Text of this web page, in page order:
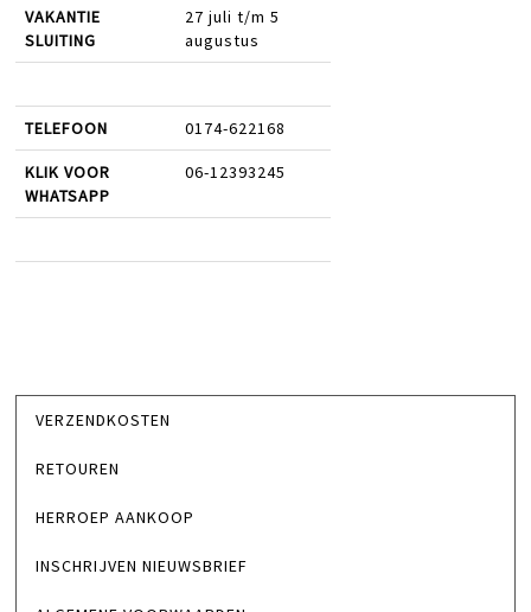
VAKANTIE
SLUITING
27 juli t/m 5
augustus
TELEFOON 0174-622168
KLIK VOOR
WHATSAPP
06-12393245
VERZENDKOSTEN
RETOUREN
HERROEP AANKOOP
INSCHRIJVEN NIEUWSBRIEF